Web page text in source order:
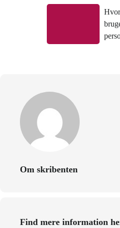
Om skribenten
Find mere information